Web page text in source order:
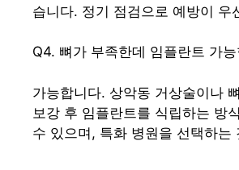
습니다. 정기 점검으로 예방이 우
Q4. 뼈가 부족한데 임플란트 가
가능합니다. 상악동 거상술이나
보강 후 임플란트를 식립하는 방
수 있으며, 특화 병원을 선택하는